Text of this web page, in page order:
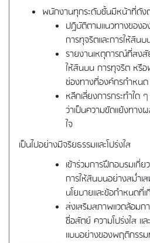
พนักงานทุกระดับชั้นมีหน้าที่ดัง
ปฏิบัติตามแนวทางของ
การทุจริตและการให้สิน
รายงานเหตุการณ์ที่สง
ให้สินบน การทุจริต หรื
ช่องทางที่องค์กรกำหนด
หลีกเลี่ยงการกระทำใด
ว่าเป็นความขัดแย้งทาง
ใจ
เป็นไปอย่างมีจริยธรรมและโปร่งใส
เข้าร่วมการฝึกอบรมเกี่
การให้สินบนอย่างสม่ำเส
นโยบายและข้อกำหนดที่
ส่งเสริมสภาพแวดล้อม
ซื่อสัตย์ ความโปร่งใส แ
แบบอย่างของพฤติกรร